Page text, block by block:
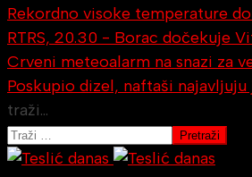
Rekordno visoke temperature
RTRS, 20.30 - Borac dočekuje
Crveni meteoalarm na snazi za
Poskupio dizel, naftaši najavljuju
traži...
Pretraži